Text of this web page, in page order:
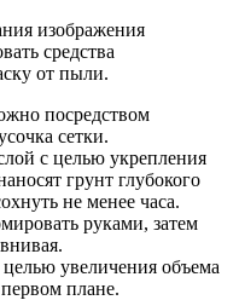
изображения
средства
от пыли.
посредством
сетки.
с целью укрепления
грунт глубокого
не менее часа.
руками, затем
увеличения объема
плане.